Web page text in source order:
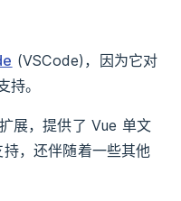
(VSCode)，因为它对
。
展，提供了 Vue 单文
，还伴随着一些其他